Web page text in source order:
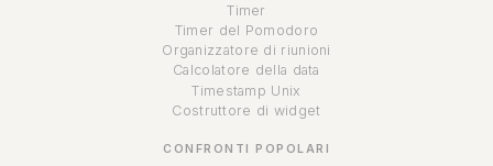
Timer
Timer del Pomodoro
Organizzatore di riunioni
Calcolatore della data
Timestamp Unix
Costruttore di widget
CONFRONTI POPOLARI